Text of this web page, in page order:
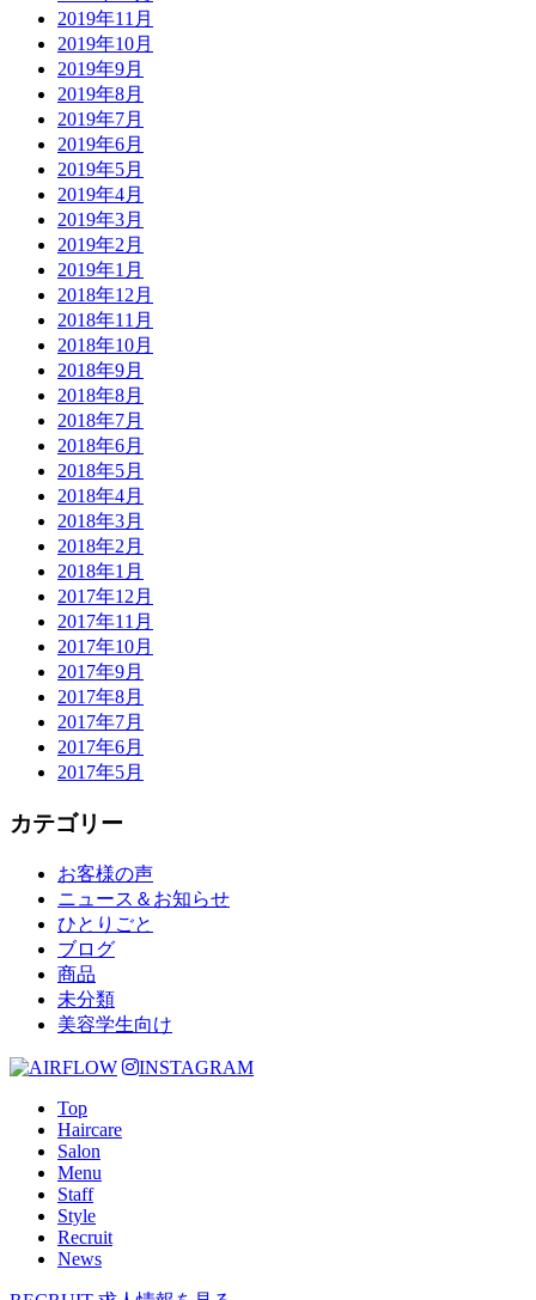
2019年11月
2019年10月
2019年9月
2019年8月
2019年7月
2019年6月
2019年5月
2019年4月
2019年3月
2019年2月
2019年1月
2018年12月
2018年11月
2018年10月
2018年9月
2018年8月
2018年7月
2018年6月
2018年5月
2018年4月
2018年3月
2018年2月
2018年1月
2017年12月
2017年11月
2017年10月
2017年9月
2017年8月
2017年7月
2017年6月
2017年5月
カテゴリー
お客様の声
ニュース＆お知らせ
ひとりごと
ブログ
商品
未分類
美容学生向け
INSTAGRAM
Top
Haircare
Salon
Menu
Staff
Style
Recruit
News